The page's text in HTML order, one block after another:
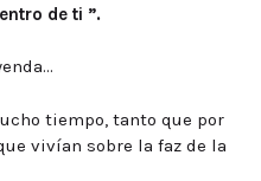
de ti ”.
tiempo, tanto que por
vivían sobre la faz de la